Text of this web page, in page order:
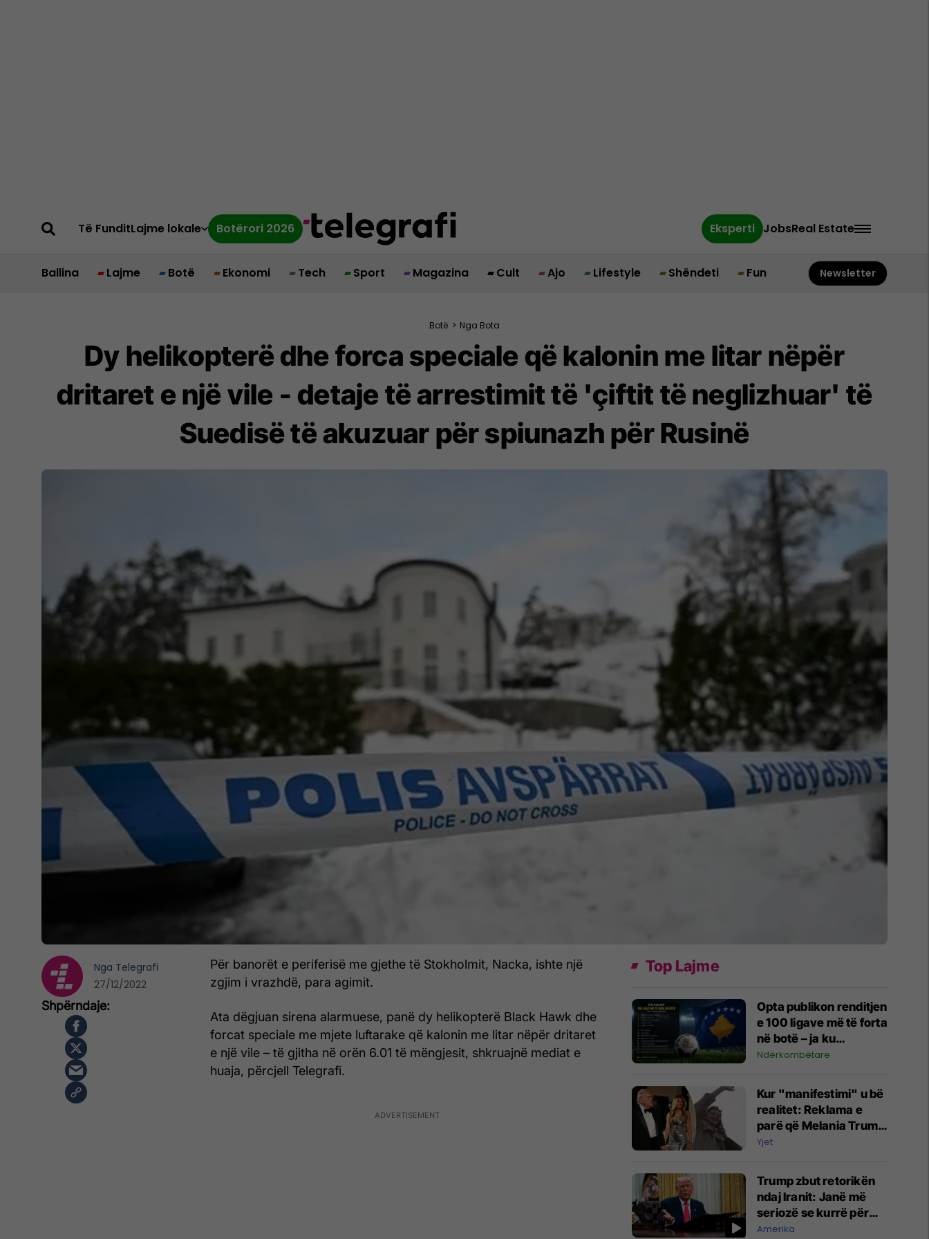
Të FunditLajme lokale Botërori 2026 Eksperti JobsReal Estate
Ballina Lajme Botë Ekonomi Tech Sport Magazina Cult Ajo Lifestyle Shëndeti Fun Newsletter
Botë > Nga Bota
Dy helikopterë dhe forca speciale që kalonin me litar nëpër
dritaret e një vile - detaje të arrestimit të 'çiftit të neglizhuar' të
Suedisë të akuzuar për spiunazh për Rusinë
Për banorët e periferisë me gjethe të Stokholmit, Nacka, ishte një
zgjim i vrazhdë, para agimit.
Ata dëgjuan sirena alarmuese, panë dy helikopterë Black Hawk dhe
forcat speciale me mjete luftarake që kalonin me litar nëpër dritaret
e një vile – të gjitha në orën 6.01 të mëngjesit, shkruajnë mediat e
huaja, përcjell Telegrafi.
Nga Telegrafi
27/12/2022
Top Lajme
Opta publikon renditjen
e 100 ligave më të forta
në botë – ja ku
pozicionohet Kosova
Ndërkombëtare
Kur "manifestimi" u bë
realitet: Reklama e
parë që Melania Trump
realizoi në vitin 1993 e
Parë e ShBA-së
Yjet
Trump zbut retorikën
ndaj Iranit: Janë më
seriozë se kurrë për
negociatat
Amerika